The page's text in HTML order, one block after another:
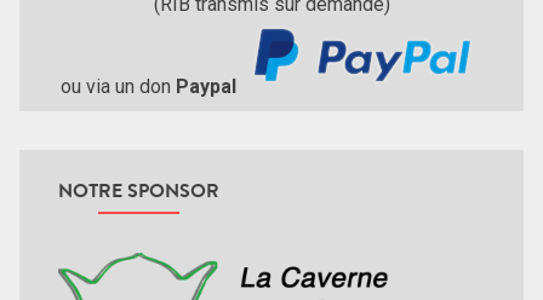
ou via un don Paypal
NOTRE SPONSOR